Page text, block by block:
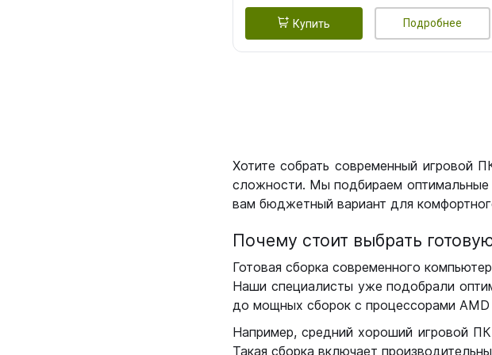
Купить Подробнее
Хотите собрать современный игровой
сложности. Мы подбираем оптимальные
вам бюджетный вариант для
Почему стоит выбрать
Готовая сборка современного
Наши специалисты уже подобрали
до мощных сборок с процессорами
Например, средний хороший игровой
Такая сборка включает